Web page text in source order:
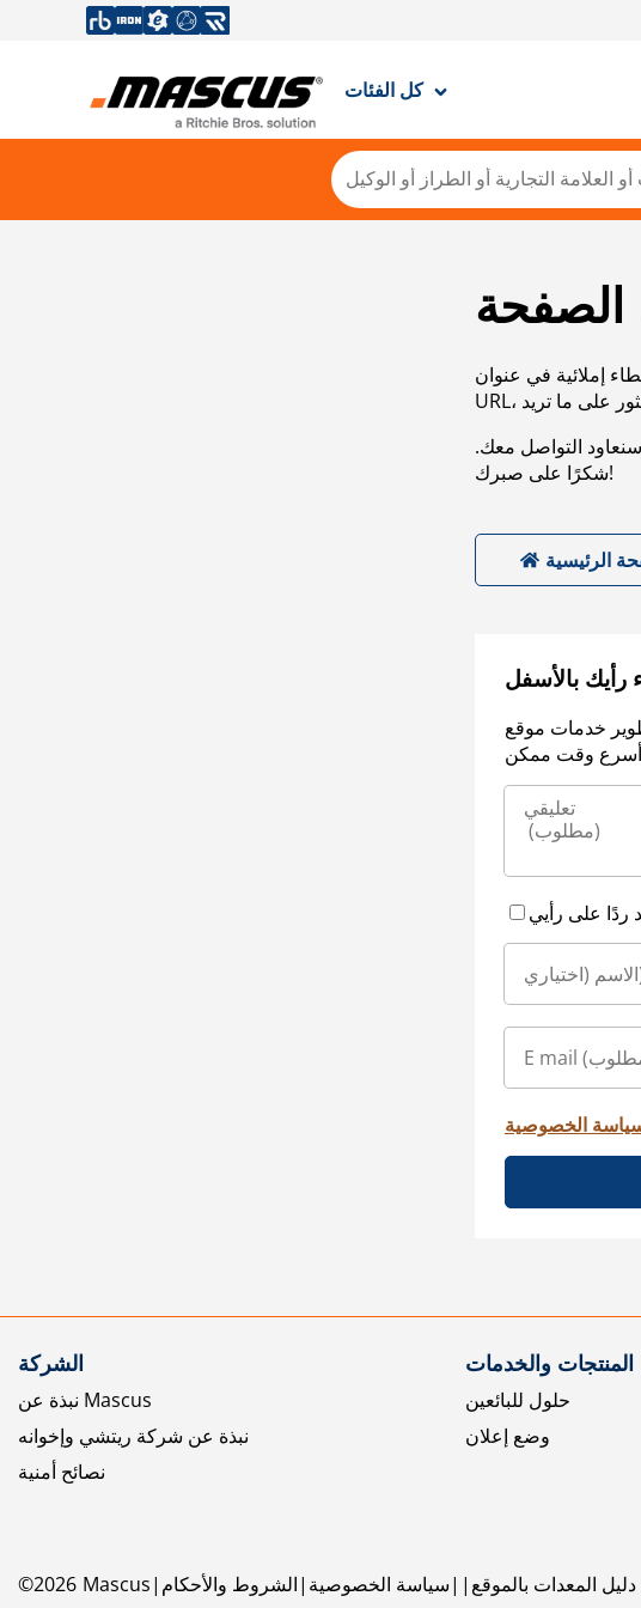
كل الفئات
الصفحة
إملائية في عنوان
التواصل معك.
شكرًا على صبرك!
الرئيسية
رأيك بالأسفل
خدمات موقع
الخصوصية
الشركة
نبذة عن Mascus
نبذة عن شركة ريتشي وإخوانه
نصائح أمنية
المنتجات والخدمات
حلول للبائعين
وضع إعلان
©2026 Mascus الشروط والأحكام سياسة الخصوصية دليل المعدات بالموقع